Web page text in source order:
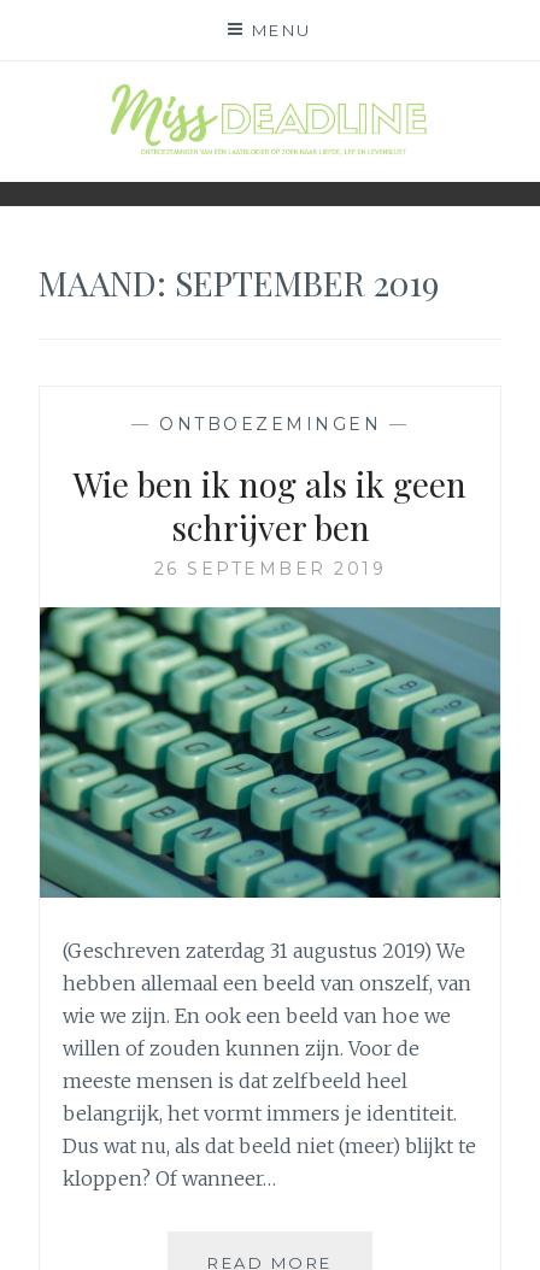
MENU
MISS DEADLINE
ONDERWEG NAAR LIEFDE, LEF EN LEVENSLUST
MAAND: SEPTEMBER 2019
— ONTBOEZEMINGEN —
Wie ben ik nog als ik geen
schrijver ben
26 SEPTEMBER 2019
(Geschreven zaterdag 31 augustus 2019) We
hebben allemaal een beeld van onszelf, van
wie we zijn. En ook een beeld van hoe we
willen of zouden kunnen zijn. Voor de
meeste mensen is dat zelfbeeld heel
belangrijk, het vormt immers je identiteit.
Dus wat nu, als dat beeld niet (meer) blijkt te
kloppen? Of wanneer…
READ MORE